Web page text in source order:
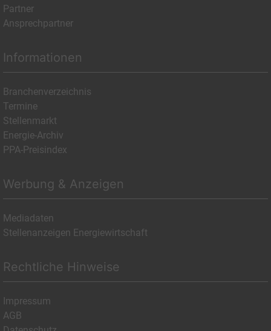
Partner
Ansprechpartner
Informationen
Branchenverzeichnis
Termine
Stellenmarkt
Energie-Archiv
PPA-Preisindex
Werbung & Anzeigen
Mediadaten
Stellenanzeigen Energiewirtschaft
Rechtliche Hinweise
Impressum
AGB